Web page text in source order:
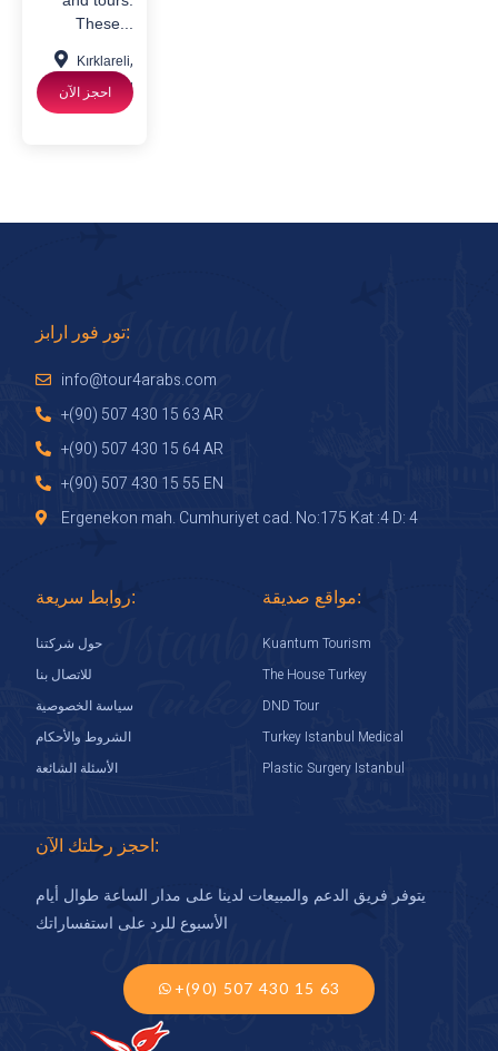
These...
Kırklareli,
Istanbulاحجز الآن
تور فور ارابز:
info@tour4arabs.com
+(90) 507 430 15 63 AR
+(90) 507 430 15 64 AR
+(90) 507 430 15 55 EN
Ergenekon mah. Cumhuriyet cad. No:175 Kat :4 D: 4
روابط سريعة:
حول شركتنا
للاتصال بنا
سياسة الخصوصية
الشروط والأحكام
الأسئلة الشائعة
مواقع صديقة:
Kuantum Tourism
The House Turkey
DND Tour
Turkey Istanbul Medical
Plastic Surgery Istanbul
احجز رحلتك الآن:
يتوفر فريق الدعم والمبيعات لدينا على مدار الساعة طوال أيام
الأسبوع للرد على استفساراتك
+(90) 507 430 15 63